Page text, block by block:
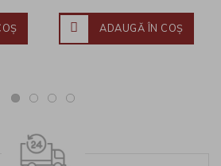
ADAUGĂ ÎN COŞ